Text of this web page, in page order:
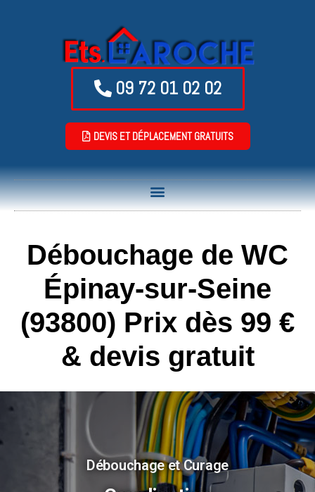
09 72 01 02 02
DEVIS ET DÉPLACEMENT GRATUITS
Débouchage de WC
Épinay-sur-Seine
(93800) Prix dès 99 €
& devis gratuit
Débouchage et Curage